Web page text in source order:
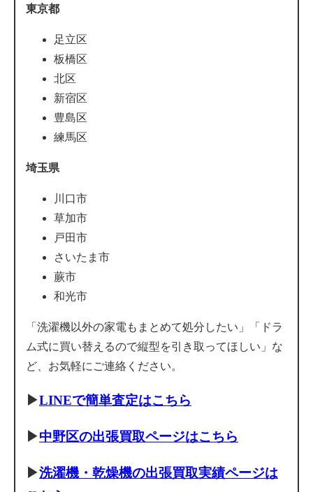
東京都
足立区
板橋区
北区
新宿区
豊島区
練馬区
埼玉県
川口市
草加市
戸田市
さいたま市
蕨市
和光市
「洗濯機以外の家電もまとめて処分したい」「ドラ
ム式に買い替えるので縦型を引き取ってほしい」な
ど、お気軽にご連絡ください。
▶LINEで簡単査定はこちら
▶中野区の出張買取ページはこちら
▶洗濯機・乾燥機の出張買取実績ページは